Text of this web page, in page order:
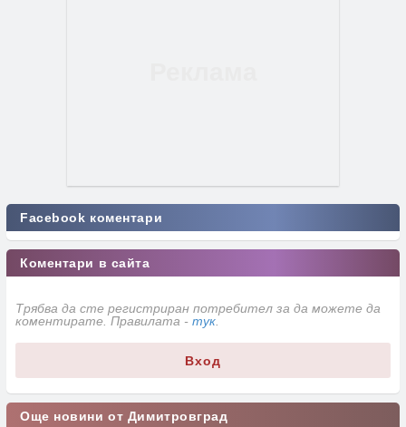
Facebook коментари
Коментари в сайта
Трябва да сте регистриран потребител за да можете да
коментирате. Правилата - тук
Вход
Още новини от Димитровград